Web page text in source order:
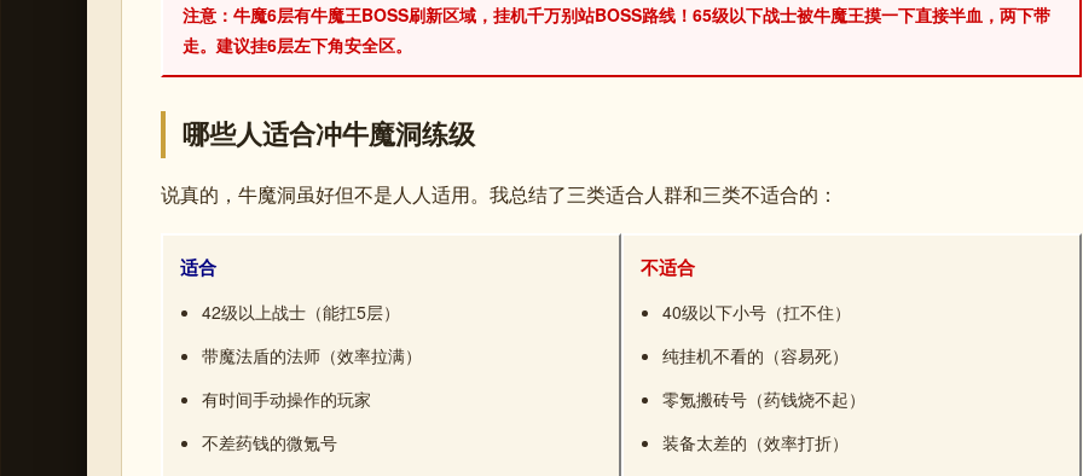
注意：牛魔6层有牛魔王BOSS刷新区域，挂机千万别站BOSS路线！65级以下战士被牛魔王摸一下直接半血，两下带
走。建议挂6层左下角安全区。
哪些人适合冲牛魔洞练级
说真的，牛魔洞虽好但不是人人适用。我总结了三类适合人群和三类不适合的：
适合
42级以上战士（能扛5层）
带魔法盾的法师（效率拉满）
有时间手动操作的玩家
不差药钱的微氪号
不适合
40级以下小号（扛不住）
纯挂机不看的（容易死）
零氪搬砖号（药钱烧不起）
装备太差的（效率打折）